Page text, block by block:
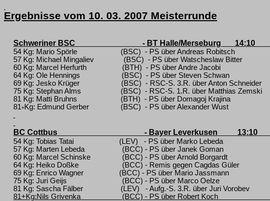
Ergebnisse vom 10. 03. 2007 Meisterrunde
Schweriner BSC - BT Halle/Merseburg 14:10
54 Kg: Mario Spörle (BSC) - PS über Andreas Robitsch
57 Kg: Michael Mingaliev
(BSC) - PS über Watscheslaw Bitter
60 Kg: Marcel Herfurth (BTH) - PS über Andre Jacobi
64 Kg: Ole Hennings
(BSC) - PS über Steven Schwan
69 Kg: Jesko Krüger
(BSC) - RSC-S. 3.R. über Anton Schneider
75 Kg: Stephan Alms
(BSC) - RSC-S. 1.R. über Matthias Zemski
81 Kg: Matti Bruhns
(BTH) - PS über Domagoj Krajina
81+Kg: Edmund Gerber (BSC) - PS über Alexander Wust
BC Cottbus - Bayer Leverkusen 13:10
54 Kg: Tobias Tatai (LEV) - PS über Marko Lebeda
57 Kg: Marten Lebeda
(BCC) - PS über Janek Goman
60 Kg: Marcel Schinske
(BCC) - PS über Arnold Borgardt
64 Kg: Heiko Doßke
(BCC) - Remis gegen Cagdas Güler
69 Kg: Enrico Wagner
(BCC) - PS über Mario Jassmann
75 Kg: Juri Geijs
(BCC) - PS über Marco Oelze
81 Kg: Sascha Fälber
(LEV) - Aufg.-S. 3.R. über Juri Vorobev
81+Kg:Nils Grivenka
(BCC) - PS über Robert Koch